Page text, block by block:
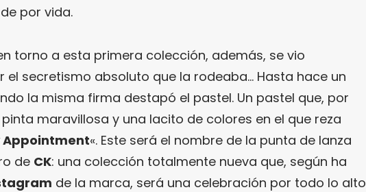
por vida.
torno a esta primera colección, además, se vio
el secretismo absoluto que la rodeaba… Hasta hace un
la misma firma destapó el pastel. Un pastel que, por
maravillosa y una lacito de colores en el que reza
Appointment«. Este será el nombre de la punta de lanza
de CK: una colección totalmente nueva que, según ha
de la marca, será una celebración por todo lo alto